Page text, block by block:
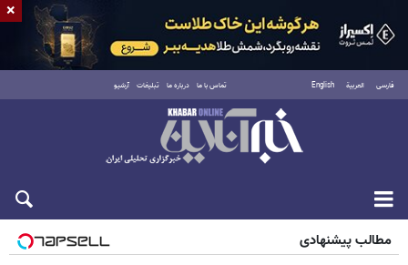
فارسی العربية English تماس با ما درباره ما تبلیغات آرشیو
جمعه ۱۶ مرداد ۱۴۰۵
مطالب پیشنهادی
×